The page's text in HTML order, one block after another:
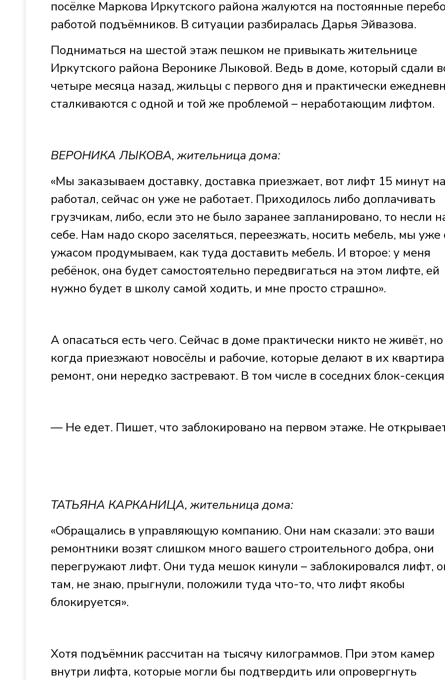
посёлке Маркова Иркутского района жалуются на постоянные
работой подъёмников. В ситуации разбиралась Дарья Эйвазова.
Подниматься на шестой этаж пешком не привыкать жительнице
Иркутского района Веронике Лыковой. Ведь в доме, который сдали
четыре месяца назад, жильцы с первого дня и практически
сталкиваются с одной и той же проблемой – неработающим лифтом.
ВЕРОНИКА ЛЫКОВА, жительница дома:
«Мы заказываем доставку, доставка приезжает, вот лифт 15 минут
работал, сейчас он уже не работает. Приходилось либо доплачивать
грузчикам, либо, если это не было заранее запланировано, то несли
себе. Нам надо скоро заселяться, переезжать, носить мебель, мы уже
ужасом продумываем, как туда доставить мебель. И второе: у меня
ребёнок, она будет самостоятельно передвигаться на этом лифте, ей
нужно будет в школу самой ходить, и мне просто страшно».
А опасаться есть чего. Сейчас в доме практически никто не живёт, но
когда приезжают новосёлы и рабочие, которые делают в их
ремонт, они нередко застревают. В том числе в соседних блок-
— Не едет. Пишет, что заблокировано на первом этаже. Не
ТАТЬЯНА КАРКАНИЦА, жительница дома:
«Обращались в управляющую компанию. Они нам сказали: это ваши
ремонтники возят слишком много вашего строительного добра, они
перегружают лифт. Они туда мешок кинули – заблокировался лифт,
там, не знаю, прыгнули, положили туда что-то, что лифт якобы
блокируется».
Хотя подъёмник рассчитан на тысячу килограммов. При этом камер
внутри лифта, которые могли бы подтвердить или опровергнуть